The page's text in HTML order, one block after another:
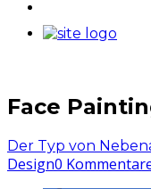
Face
Der Typ von
Design0